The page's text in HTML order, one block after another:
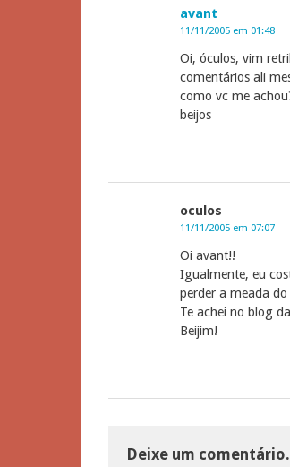
avant
11/11/2005 em 01:48
Oi, óculos, vim
comentários ali
como vc me
beijos
oculos
11/11/2005 em 07:07
Oi avant!!
Igualmente, eu
perder a meada
Te achei no blog
Beijim!
Deixe um